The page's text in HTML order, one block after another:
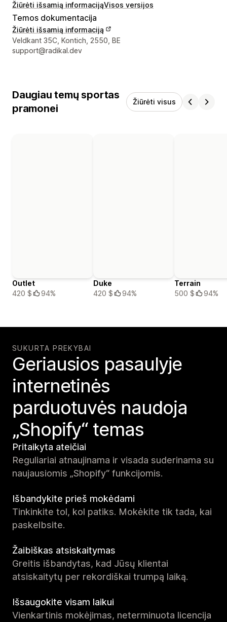
Žiūrėti išsamią informacijąVisos versijos
Temos dokumentacija
Žiūrėti išsamią informaciją
Kūrėjo kontaktiniai duomenys
Veldkant 35C, Kontich, 2550, BE
support@radikal.dev
Daugiau temų sportas
pramonei
Žiūrėti visus
Outlet
420 $
94%
Duke
420 $
94%
Terrain
500 $
94%
SUKURTA PREKYBAI
Geriausios pasaulyje
internetinės
parduotuvės naudoja
„Shopify“ temas
Pritaikyta ateičiai
Reguliariai atnaujinama ir visada suderinama su
naujausiomis „Shopify“ funkcijomis.
Išbandykite prieš mokėdami
Tinkinkite tol, kol patiks. Mokėkite tik tada, kai
paskelbsite.
Žaibiškas atsiskaitymas
Greitis išbandytas, kad Jūsų klientai
atsiskaitytų per rekordiškai trumpą laiką.
Išsaugokite visam laikui
Vienkartinis mokėjimas, neterminuota licencija